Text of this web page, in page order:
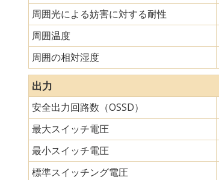
周囲光による妨害に対する耐性
周囲温度
周囲の相対湿度
出力
安全出力回路数（OSSD）
最大スイッチ電圧
最小スイッチ電圧
標準スイッチング電圧